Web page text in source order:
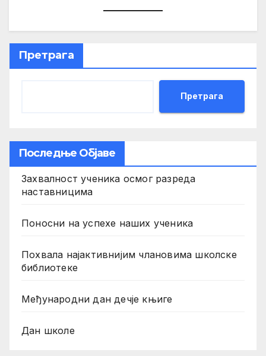
Претрага
Претрага
Последње Објаве
Захвалност ученика осмог разреда
наставницима
Поносни на успехе наших ученика
Похвала најактивнијим члановима школске
библиотеке
Међународни дан дечје књиге
Дан школе